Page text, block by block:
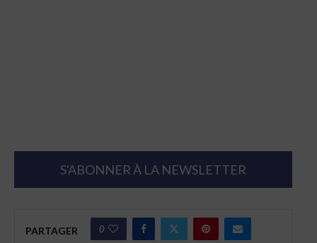
S'ABONNER À LA NEWSLETTER
PARTAGER 0